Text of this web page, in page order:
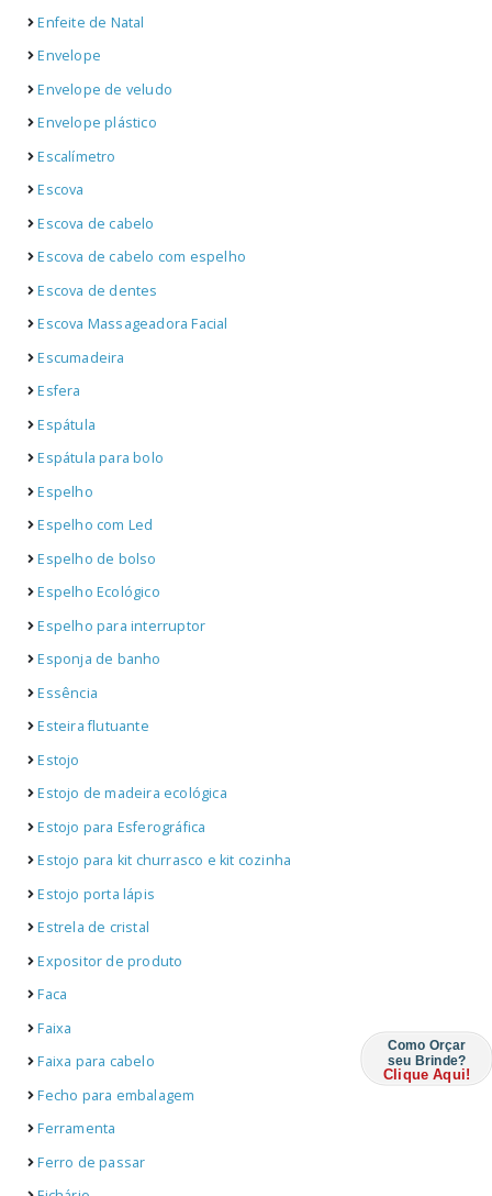
Enfeite de Natal
Envelope
Envelope de veludo
Envelope plástico
Escalímetro
Escova
Escova de cabelo
Escova de cabelo com espelho
Escova de dentes
Escova Massageadora Facial
Escumadeira
Esfera
Espátula
Espátula para bolo
Espelho
Espelho com Led
Espelho de bolso
Espelho Ecológico
Espelho para interruptor
Esponja de banho
Essência
Esteira flutuante
Estojo
Estojo de madeira ecológica
Estojo para Esferográfica
Estojo para kit churrasco e kit cozinha
Estojo porta lápis
Estrela de cristal
Expositor de produto
Faca
Faixa
Faixa para cabelo
Fecho para embalagem
Ferramenta
Ferro de passar
Como Orçar
seu Brinde?
Clique Aqui!